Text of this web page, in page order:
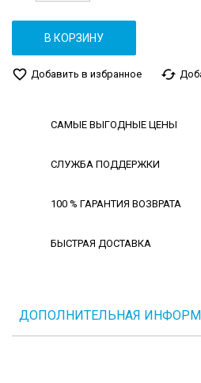
В КОРЗИНУ
favorite_border Добавить в избранное cached
САМЫЕ ВЫГОДНЫЕ ЦЕНЫ
СЛУЖБА ПОДДЕРЖКИ
100 % ГАРАНТИЯ ВОЗВРАТА
БЫСТРАЯ ДОСТАВКА
ДОПОЛНИТЕЛЬНАЯ